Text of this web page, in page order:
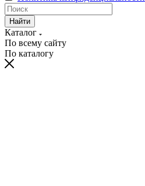
Найти
Каталог
По всему сайту
По каталогу